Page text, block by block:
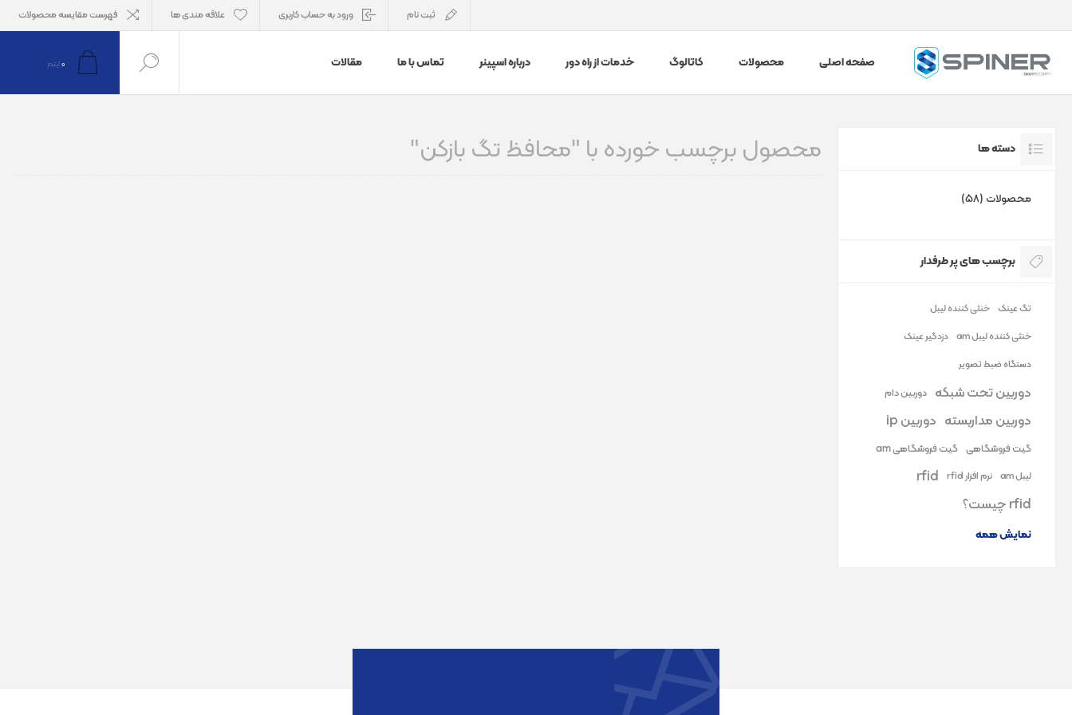
ثبت نام ورود به حساب کاربری علاقه مندی ها فهرست مقایسه محصولات
صفحه اصلی محصولات کاتالوگ خدمات از راه دور درباره اسپینر تماس با ما مقالات 0آیتم
محصول برچسب خورده با "محافظ تگ بازکن" دسته ها
محصولات (58)
برچسب های پر طرفدار
تگ عینک خنثی کننده لیبل
خنثی کننده لیبل am
دزدگیر عینک
دستگاه ضبط تصویر
دوربین تحت شبکه دوربین دام
دوربین مداربسته دوربین ip
گیت فروشگاهی گیت فروشگاهی am
لیبل am نرم افزار rfid
rfid
rfid چیست؟
نمایش همه